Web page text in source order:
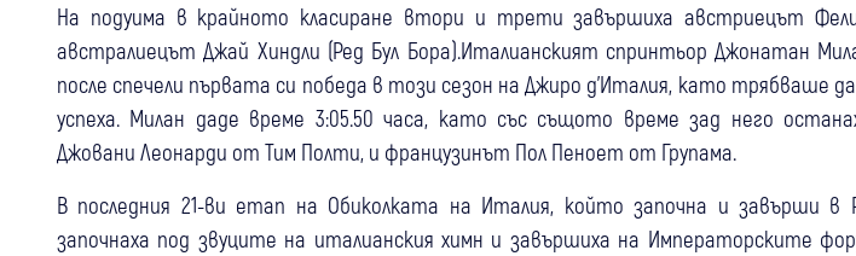
На подуима в крайното класиране втори и трети завършиха австриецът
австралиецът Джай Хиндли (Ред Бул Бора).Италианският спринтьор Джонатан
после спечели първата си победа в този сезон на Джиро д'Италия, като трябваше
успеха. Милан даде време 3:05.50 часа, като със същото време зад него
Джовани Леонарди от Тим Полти, и французинът Пол Пеноет от Групама.
В последния 21-ви етап на Обиколката на Италия, който започна и завърши в
започнаха под звуците на италианския химн и завършиха на Императорските